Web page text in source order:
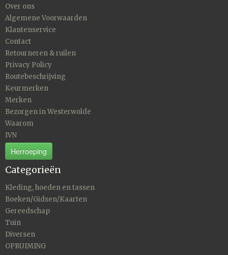
Over ons
Algemene Voorwaarden
Klantenservice
Contact
Retourneren & ruilen
Privacy Policy
Routebeschrijving
Keurmerken
Merken
Bezorgen in Westerwolde
Waarom
IVN
Herroeping
Categorieën
Kleding, hoeden en tassen
Boeken/Gidsen/Kaarten
Gereedschap
Tuin
Diversen
OPRUIMING